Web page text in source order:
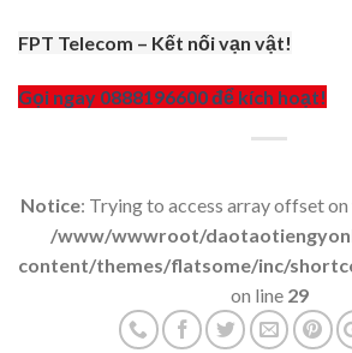
FPT Telecom – Kết nối vạn vật!
Gọi ngay 0888196600 để kích hoạt!
Notice: Trying to access array offset
/www/wwwroot/
content/themes/flatsome/inc/
on line 29